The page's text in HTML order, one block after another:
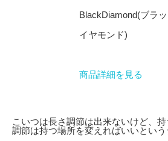
BlackDiamond(ブラ
イヤモンド)
商品詳細を見る
こいつは長さ調節は出来ないけど、
調節は持つ場所を変えればいいという